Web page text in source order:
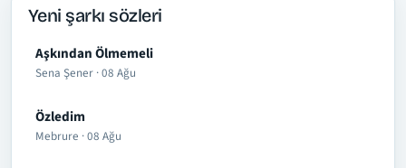
Yeni şarkı sözleri
Aşkından Ölmemeli
Sena Şener · 08 Ağu
Özledim
Mebrure · 08 Ağu